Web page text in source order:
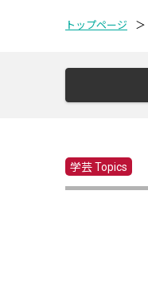
トップページ ＞
学芸 Topics